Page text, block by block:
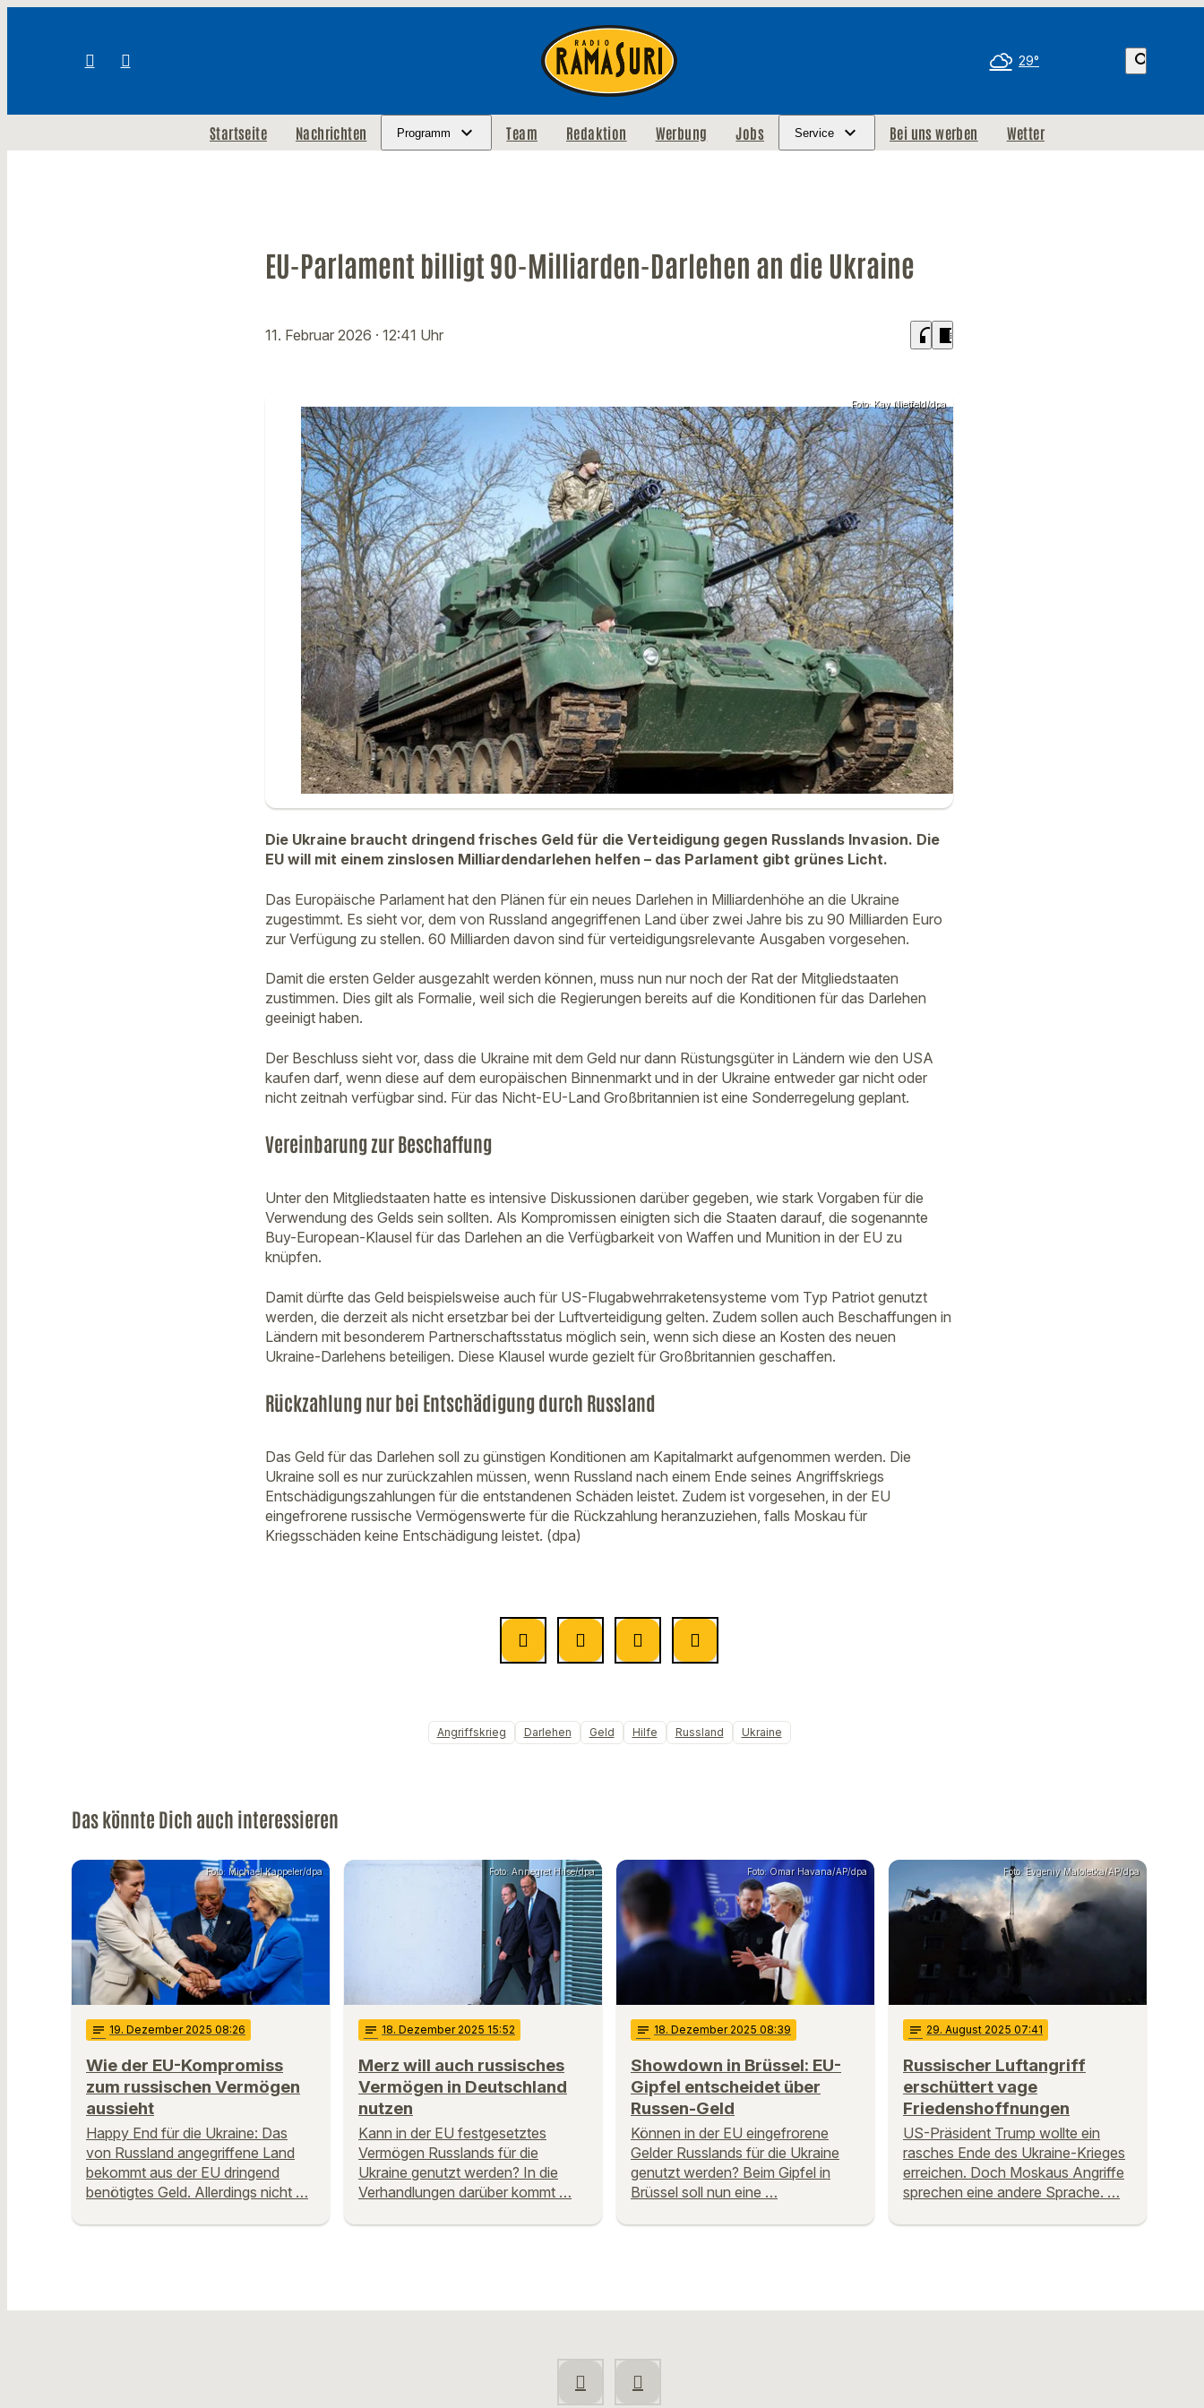
29° search
Startseite Nachrichten Programm Team Redaktion Werbung Jobs Service Bei uns werben Wetter
EU-Parlament billigt 90-Milliarden-Darlehen an die Ukraine
11. Februar 2026 · 12:41 Uhr headphones chrome_reader_mode
Foto: Kay Nietfeld/dpa
Die Ukraine braucht dringend frisches Geld für die Verteidigung gegen Russlands Invasion. Die
EU will mit einem zinslosen Milliardendarlehen helfen – das Parlament gibt grünes Licht.
Das Europäische Parlament hat den Plänen für ein neues Darlehen in Milliardenhöhe an die Ukraine
zugestimmt. Es sieht vor, dem von Russland angegriffenen Land über zwei Jahre bis zu 90 Milliarden Euro
zur Verfügung zu stellen. 60 Milliarden davon sind für verteidigungsrelevante Ausgaben vorgesehen.
Damit die ersten Gelder ausgezahlt werden können, muss nun nur noch der Rat der Mitgliedstaaten
zustimmen. Dies gilt als Formalie, weil sich die Regierungen bereits auf die Konditionen für das Darlehen
geeinigt haben.
Der Beschluss sieht vor, dass die Ukraine mit dem Geld nur dann Rüstungsgüter in Ländern wie den USA
kaufen darf, wenn diese auf dem europäischen Binnenmarkt und in der Ukraine entweder gar nicht oder
nicht zeitnah verfügbar sind. Für das Nicht-EU-Land Großbritannien ist eine Sonderregelung geplant.
Vereinbarung zur Beschaffung
Unter den Mitgliedstaaten hatte es intensive Diskussionen darüber gegeben, wie stark Vorgaben für die
Verwendung des Gelds sein sollten. Als Kompromissen einigten sich die Staaten darauf, die sogenannte
Buy-European-Klausel für das Darlehen an die Verfügbarkeit von Waffen und Munition in der EU zu
knüpfen.
Damit dürfte das Geld beispielsweise auch für US-Flugabwehrraketensysteme vom Typ Patriot genutzt
werden, die derzeit als nicht ersetzbar bei der Luftverteidigung gelten. Zudem sollen auch Beschaffungen in
Ländern mit besonderem Partnerschaftsstatus möglich sein, wenn sich diese an Kosten des neuen
Ukraine-Darlehens beteiligen. Diese Klausel wurde gezielt für Großbritannien geschaffen.
Rückzahlung nur bei Entschädigung durch Russland
Das Geld für das Darlehen soll zu günstigen Konditionen am Kapitalmarkt aufgenommen werden. Die
Ukraine soll es nur zurückzahlen müssen, wenn Russland nach einem Ende seines Angriffskriegs
Entschädigungszahlungen für die entstandenen Schäden leistet. Zudem ist vorgesehen, in der EU
eingefrorene russische Vermögenswerte für die Rückzahlung heranzuziehen, falls Moskau für
Kriegsschäden keine Entschädigung leistet. (dpa)
Angriffskrieg Darlehen Geld Hilfe Russland Ukraine
Das könnte Dich auch interessieren
Foto: Michael Kappeler/dpa
notes 19. Dezember 2025 08:26
Wie der EU-Kompromiss
zum russischen Vermögen
aussieht
Happy End für die Ukraine: Das
von Russland angegriffene Land
bekommt aus der EU dringend
benötigtes Geld. Allerdings nicht …
Foto: Annegret Hilse/dpa
notes 18. Dezember 2025 15:52
Merz will auch russisches
Vermögen in Deutschland
nutzen
Kann in der EU festgesetztes
Vermögen Russlands für die
Ukraine genutzt werden? In die
Verhandlungen darüber kommt …
Foto: Omar Havana/AP/dpa
notes 18. Dezember 2025 08:39
Showdown in Brüssel: EU-
Gipfel entscheidet über
Russen-Geld
Können in der EU eingefrorene
Gelder Russlands für die Ukraine
genutzt werden? Beim Gipfel in
Brüssel soll nun eine …
Foto: Evgeniy Maloletka/AP/dpa
notes 29. August 2025 07:41
Russischer Luftangriff
erschüttert vage
Friedenshoffnungen
US-Präsident Trump wollte ein
rasches Ende des Ukraine-Krieges
erreichen. Doch Moskaus Angriffe
sprechen eine andere Sprache. …